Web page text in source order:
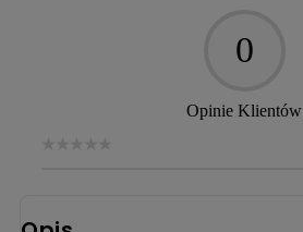
0
Opinie Klientów